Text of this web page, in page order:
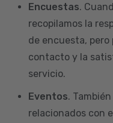
Encuestas.
recopilamos la
de encuesta,
contacto y la
servicio.
Eventos.
relacionados con